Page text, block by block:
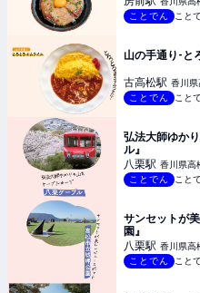
ことでん
こと
山の手通り-と
古高松駅 香川県
ことでん
こと
弘法大師ゆか
ル』
八栗駅 香川県高
ことでん
こと
サンセットが
園』
八栗駅 香川県高
ことでん
こと